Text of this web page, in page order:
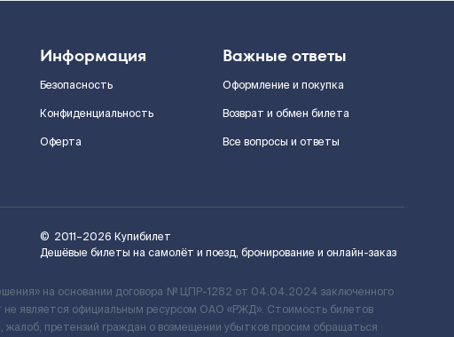
Информация
Безопасность
Конфиденциальность
Оферта
Важные ответы
Оформление и покупка
Возврат и обмен билета
Все вопросы и ответы
© 2011–2026 Купибилет
Дешёвые билеты на самолёт и поезд, бронирование и онлайн-заказ
на основании договора № ЦПР-1282 от 04.04.2024 заключенного
является официальным ресурсом ОАО «РЖД». Стоимость билетов
претензий граждан о возмещении убытков просим обращаться